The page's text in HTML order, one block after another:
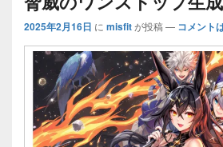
2025年2月16日 に misfitが投稿 — コメント